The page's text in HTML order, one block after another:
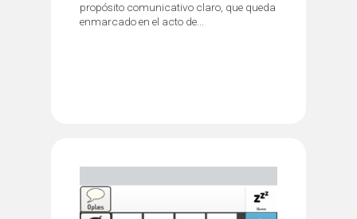
propósito comunicativo claro, que queda
enmarcado en el acto de...